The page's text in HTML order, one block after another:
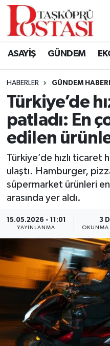
ASAYİŞ GÜNDEM
HABERLER GÜNDEM
Türkiye’de
patladı: En
edilen
Türkiye’de hızlı
ulaştı. Hamburger,
süpermarket ürünleri
arasında yer aldı.
15.05.2026 - 11:01
YAYINLANMA
3
OKUNMA
Kastamonu Vefat
Araç Haberleri
Azdavay Haberleri
Bozkurt Haberleri
Çatalzeytin
Cide Haberleri
Daday Haberleri
Devrekani Haberleri
Doğanyurt Haberleri
Hanönü Haberleri